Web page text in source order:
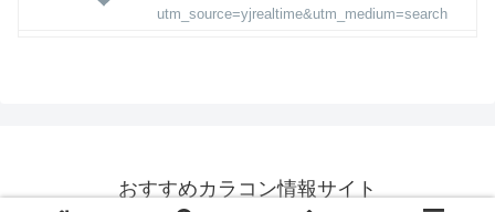
utm_source=yjrealtime&utm_medium=search
おすすめカラコン情報サイト